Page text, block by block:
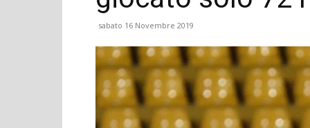
sabato 16 Novembre 2019